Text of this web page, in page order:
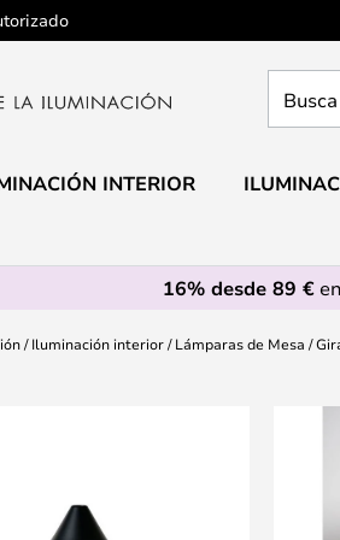
aquí
INTERIOR
16% desde 89 €
Iluminación interior Lámparas de Mesa